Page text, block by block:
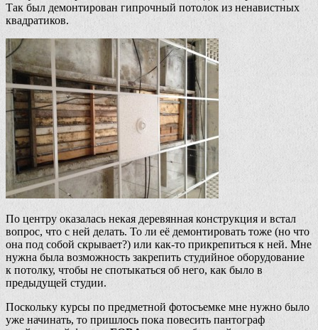
Так был демонтирован гипрочный потолок из ненавистных
квадратиков.
По центру оказалась некая деревянная конструкция и встал
вопрос, что с ней делать. То ли её демонтировать тоже (но что
она под собой скрывает?) или как-то прикрепиться к ней. Мне
нужна была возможность закрепить студийное оборудование
к потолку, чтобы не спотыкаться об него, как было в
предыдущей студии.
Поскольку курсы по предметной фотосъемке мне нужно было
уже начинать, то пришлось пока повесить пантограф